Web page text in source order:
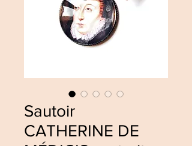
Sautoir
CATHERINE DE